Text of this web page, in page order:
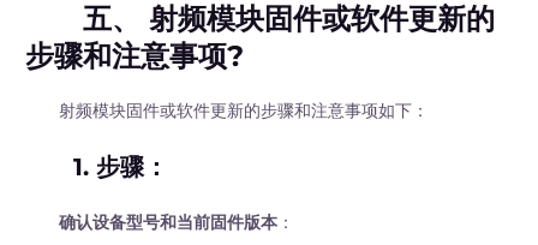
五、 射频模块固件或软件更新的
步骤和注意事项?
射频模块固件或软件更新的步骤和注意事项如下：
1. 步骤：
确认设备型号和当前固件版本 ：